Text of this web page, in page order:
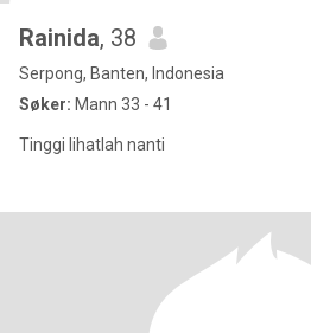
Rainida, 38
Serpong, Banten, Indonesia
Søker: Mann 33 - 41
Tinggi lihatlah nanti